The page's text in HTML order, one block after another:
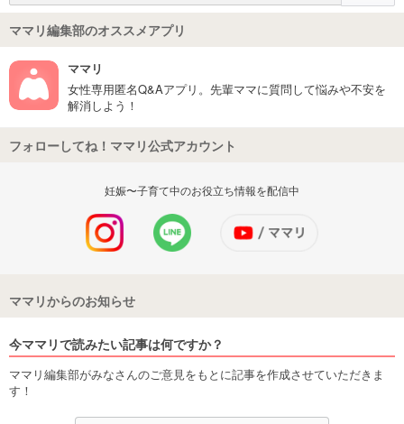
ママリ編集部のオススメアプリ
ママリ
女性専用匿名Q&Aアプリ。先輩ママに質問して悩みや不安を
解消しよう！
フォローしてね！ママリ公式アカウント
妊娠〜子育て中のお役立ち情報を配信中
ママリからのお知らせ
今ママリで読みたい記事は何ですか？
ママリ編集部がみなさんのご意見をもとに記事を作成させていただきま
す！